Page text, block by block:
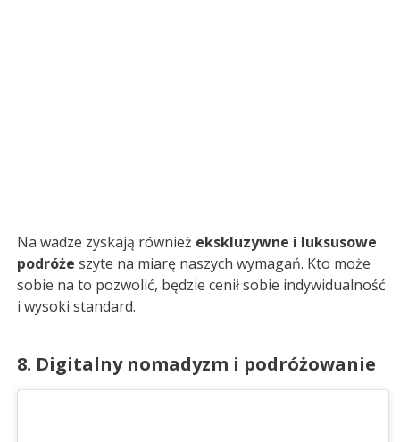
Na wadze zyskają również ekskluzywne i luksusowe
podróże szyte na miarę naszych wymagań. Kto może
sobie na to pozwolić, będzie cenił sobie indywidualność
i wysoki standard.
8. Digitalny nomadyzm i podróżowanie